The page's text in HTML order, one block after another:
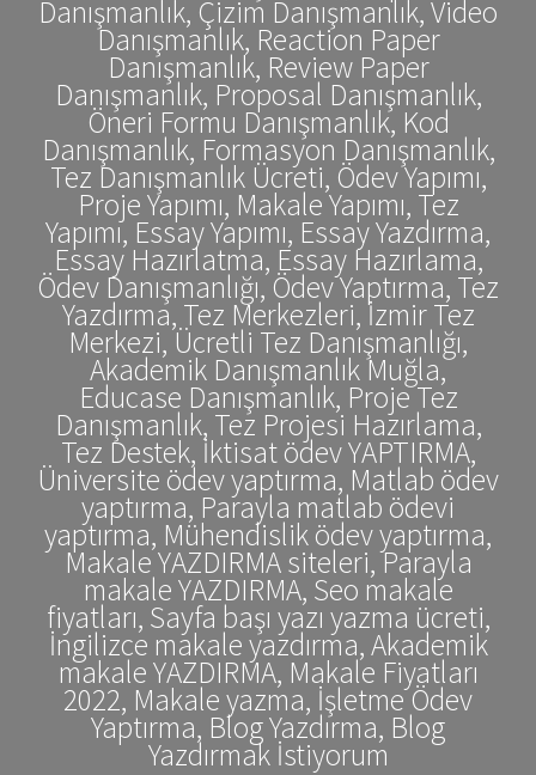
Danışmanlık, Çizim Danışmanlık, Video
Danışmanlık, Reaction Paper
Danışmanlık, Review Paper
Danışmanlık, Proposal Danışmanlık,
Öneri Formu Danışmanlık, Kod
Danışmanlık, Formasyon Danışmanlık,
Tez Danışmanlık Ücreti, Ödev Yapımı,
Proje Yapımı, Makale Yapımı, Tez
Yapımı, Essay Yapımı, Essay Yazdırma,
Essay Hazırlatma, Essay Hazırlama,
Ödev Danışmanlığı, Ödev Yaptırma, Tez
Yazdırma, Tez Merkezleri, İzmir Tez
Merkezi, Ücretli Tez Danışmanlığı,
Akademik Danışmanlık Muğla,
Educase Danışmanlık, Proje Tez
Danışmanlık, Tez Projesi Hazırlama,
Tez Destek, İktisat ödev YAPTIRMA,
Üniversite ödev yaptırma, Matlab ödev
yaptırma, Parayla matlab ödevi
yaptırma, Mühendislik ödev yaptırma,
Makale YAZDIRMA siteleri, Parayla
makale YAZDIRMA, Seo makale
fiyatları, Sayfa başı yazı yazma ücreti,
İngilizce makale yazdırma, Akademik
makale YAZDIRMA, Makale Fiyatları
2022, Makale yazma, İşletme Ödev
Yaptırma, Blog Yazdırma, Blog
Yazdırmak İstiyorum